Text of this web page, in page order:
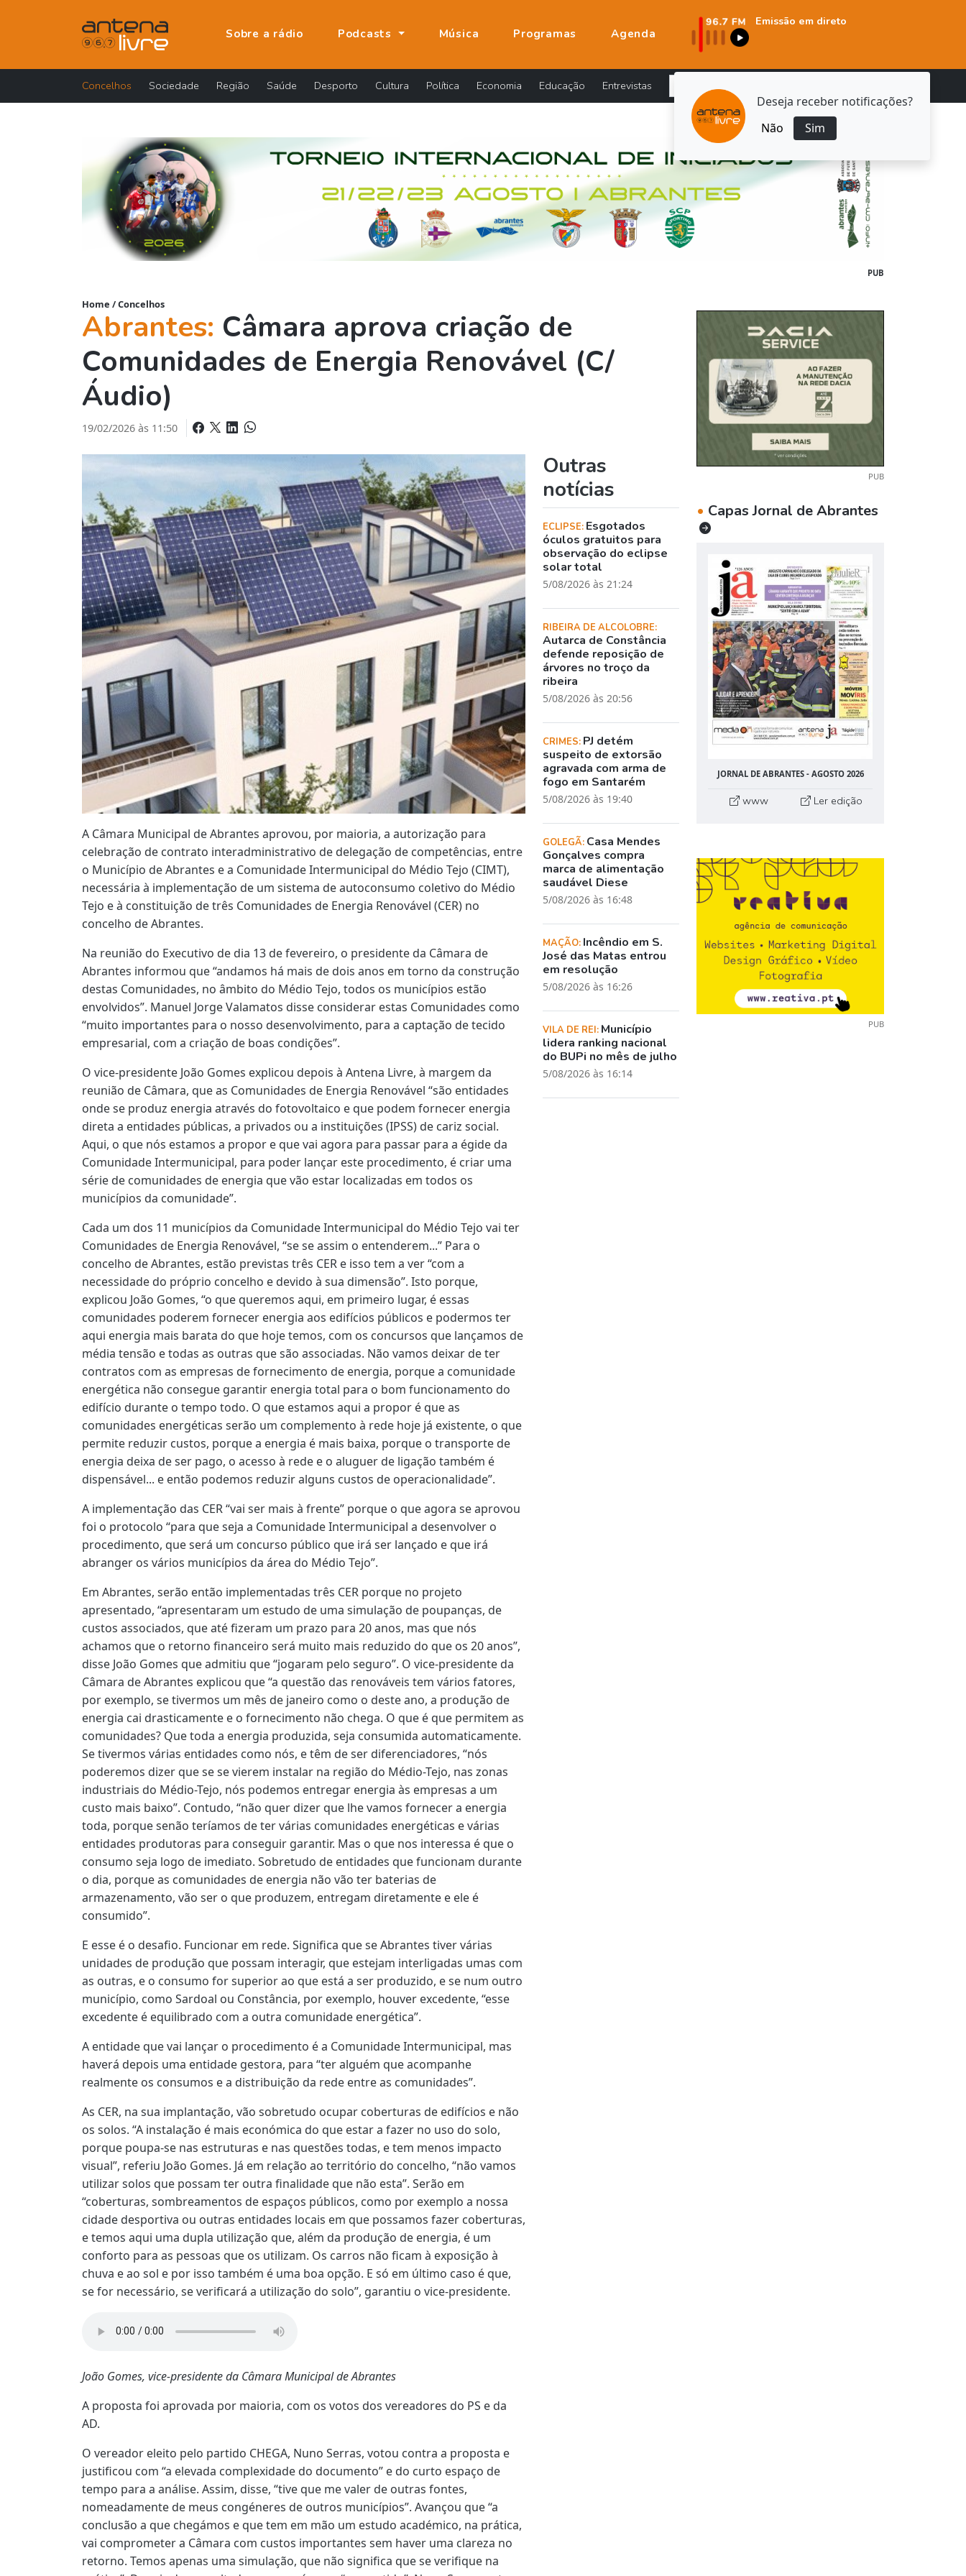
Deseja receber notificações?
Não
Sim
Sobre a rádio Podcasts Música Programas Agenda
Emissão em direto
Concelhos Sociedade Região Saúde Desporto Cultura Política Economia Educação Entrevistas
PUB
Home /Concelhos
Abrantes: Câmara aprova criação de
Comunidades de Energia Renovável (C/
Áudio)
19/02/2026 às 11:50
A Câmara Municipal de Abrantes aprovou, por maioria, a autorização para
celebração de contrato interadministrativo de delegação de competências, entre
o Município de Abrantes e a Comunidade Intermunicipal do Médio Tejo (CIMT),
necessária à implementação de um sistema de autoconsumo coletivo do Médio
Tejo e à constituição de três Comunidades de Energia Renovável (CER) no
concelho de Abrantes.
Na reunião do Executivo de dia 13 de fevereiro, o presidente da Câmara de
Abrantes informou que “andamos há mais de dois anos em torno da construção
destas Comunidades, no âmbito do Médio Tejo, todos os municípios estão
envolvidos”. Manuel Jorge Valamatos disse considerar estas Comunidades como
“muito importantes para o nosso desenvolvimento, para a captação de tecido
empresarial, com a criação de boas condições”.
O vice-presidente João Gomes explicou depois à Antena Livre, à margem da
reunião de Câmara, que as Comunidades de Energia Renovável “são entidades
onde se produz energia através do fotovoltaico e que podem fornecer energia
direta a entidades públicas, a privados ou a instituições (IPSS) de cariz social.
Aqui, o que nós estamos a propor e que vai agora para passar para a égide da
Comunidade Intermunicipal, para poder lançar este procedimento, é criar uma
série de comunidades de energia que vão estar localizadas em todos os
municípios da comunidade”.
Cada um dos 11 municípios da Comunidade Intermunicipal do Médio Tejo vai ter
Comunidades de Energia Renovável, “se se assim o entenderem...” Para o
concelho de Abrantes, estão previstas três CER e isso tem a ver “com a
necessidade do próprio concelho e devido à sua dimensão”. Isto porque,
explicou João Gomes, “o que queremos aqui, em primeiro lugar, é essas
comunidades poderem fornecer energia aos edifícios públicos e podermos ter
aqui energia mais barata do que hoje temos, com os concursos que lançamos de
média tensão e todas as outras que são associadas. Não vamos deixar de ter
contratos com as empresas de fornecimento de energia, porque a comunidade
energética não consegue garantir energia total para o bom funcionamento do
edifício durante o tempo todo. O que estamos aqui a propor é que as
comunidades energéticas serão um complemento à rede hoje já existente, o que
permite reduzir custos, porque a energia é mais baixa, porque o transporte de
energia deixa de ser pago, o acesso à rede e o aluguer de ligação também é
dispensável... e então podemos reduzir alguns custos de operacionalidade”.
A implementação das CER “vai ser mais à frente” porque o que agora se aprovou
foi o protocolo “para que seja a Comunidade Intermunicipal a desenvolver o
procedimento, que será um concurso público que irá ser lançado e que irá
abranger os vários municípios da área do Médio Tejo”.
Em Abrantes, serão então implementadas três CER porque no projeto
apresentado, “apresentaram um estudo de uma simulação de poupanças, de
custos associados, que até fizeram um prazo para 20 anos, mas que nós
achamos que o retorno financeiro será muito mais reduzido do que os 20 anos”,
disse João Gomes que admitiu que “jogaram pelo seguro”. O vice-presidente da
Câmara de Abrantes explicou que “a questão das renováveis tem vários fatores,
por exemplo, se tivermos um mês de janeiro como o deste ano, a produção de
energia cai drasticamente e o fornecimento não chega. O que é que permitem as
comunidades? Que toda a energia produzida, seja consumida automaticamente.
Se tivermos várias entidades como nós, e têm de ser diferenciadores, “nós
poderemos dizer que se se vierem instalar na região do Médio-Tejo, nas zonas
industriais do Médio-Tejo, nós podemos entregar energia às empresas a um
custo mais baixo”. Contudo, “não quer dizer que lhe vamos fornecer a energia
toda, porque senão teríamos de ter várias comunidades energéticas e várias
entidades produtoras para conseguir garantir. Mas o que nos interessa é que o
consumo seja logo de imediato. Sobretudo de entidades que funcionam durante
o dia, porque as comunidades de energia não vão ter baterias de
armazenamento, vão ser o que produzem, entregam diretamente e ele é
consumido”.
E esse é o desafio. Funcionar em rede. Significa que se Abrantes tiver várias
unidades de produção que possam interagir, que estejam interligadas umas com
as outras, e o consumo for superior ao que está a ser produzido, e se num outro
município, como Sardoal ou Constância, por exemplo, houver excedente, “esse
excedente é equilibrado com a outra comunidade energética”.
A entidade que vai lançar o procedimento é a Comunidade Intermunicipal, mas
haverá depois uma entidade gestora, para “ter alguém que acompanhe
realmente os consumos e a distribuição da rede entre as comunidades”.
As CER, na sua implantação, vão sobretudo ocupar coberturas de edifícios e não
os solos. “A instalação é mais económica do que estar a fazer no uso do solo,
porque poupa-se nas estruturas e nas questões todas, e tem menos impacto
visual”, referiu João Gomes. Já em relação ao território do concelho, “não vamos
utilizar solos que possam ter outra finalidade que não esta”. Serão em
“coberturas, sombreamentos de espaços públicos, como por exemplo a nossa
cidade desportiva ou outras entidades locais em que possamos fazer coberturas,
e temos aqui uma dupla utilização que, além da produção de energia, é um
conforto para as pessoas que os utilizam. Os carros não ficam à exposição à
chuva e ao sol e por isso também é uma boa opção. E só em último caso é que,
se for necessário, se verificará a utilização do solo”, garantiu o vice-presidente.
João Gomes, vice-presidente da Câmara Municipal de Abrantes
A proposta foi aprovada por maioria, com os votos dos vereadores do PS e da
AD.
O vereador eleito pelo partido CHEGA, Nuno Serras, votou contra a proposta e
justificou com “a elevada complexidade do documento” e do curto espaço de
tempo para a análise. Assim, disse, “tive que me valer de outras fontes,
nomeadamente de meus congéneres de outros municípios”. Avançou que “a
conclusão a que chegámos e que tem em mão um estudo académico, na prática,
vai comprometer a Câmara com custos importantes sem haver uma clareza no
retorno. Temos apenas uma simulação, que não significa que se verifique na
Outras
notícias
ECLIPSE: Esgotados
óculos gratuitos para
observação do eclipse
solar total
5/08/2026 às 21:24
RIBEIRA DE ALCOLOBRE:
Autarca de Constância
defende reposição de
árvores no troço da
ribeira
5/08/2026 às 20:56
CRIMES: PJ detém
suspeito de extorsão
agravada com arma de
fogo em Santarém
5/08/2026 às 19:40
GOLEGÃ: Casa Mendes
Gonçalves compra
marca de alimentação
saudável Diese
5/08/2026 às 16:48
MAÇÃO: Incêndio em S.
José das Matas entrou
em resolução
5/08/2026 às 16:26
VILA DE REI: Município
lidera ranking nacional
do BUPi no mês de julho
5/08/2026 às 16:14
PUB
• Capas Jornal de Abrantes
JORNAL DE ABRANTES - AGOSTO 2026
www Ler edição
PUB